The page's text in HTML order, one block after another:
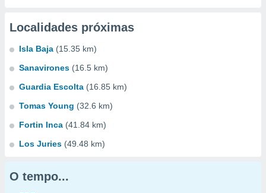
Localidades próximas
Isla Baja (15.35 km)
Sanavirones (16.5 km)
Guardia Escolta (16.85 km)
Tomas Young (32.6 km)
Fortin Inca (41.84 km)
Los Juries (49.48 km)
O tempo...